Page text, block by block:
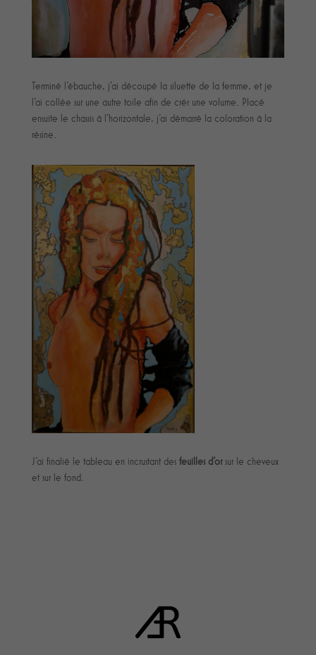
Terminé l'ébauche, j'ai découpé la siluette de la femme, et je
l'ai collée sur une autre toile afin de crér une volume. Placé
ensuite le chassis à l'horizontale, j'ai démarré la coloration à la
résine.
J'ai finalié le tableau en incrustant des feuilles d'orsur le cheveux
et sur le fond.